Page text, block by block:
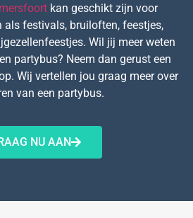
kan geschikt zijn voor
als festivals, bruiloften, feestjes,
Wil jij meer weten
partybus? Neem dan gerust een
Wij vertellen jou graag meer over
van een partybus.
NU AAN